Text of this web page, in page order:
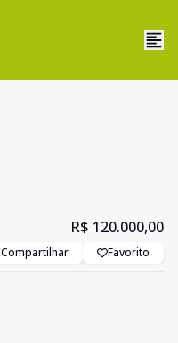
R$ 120.000,00
Compartilhar Favorito